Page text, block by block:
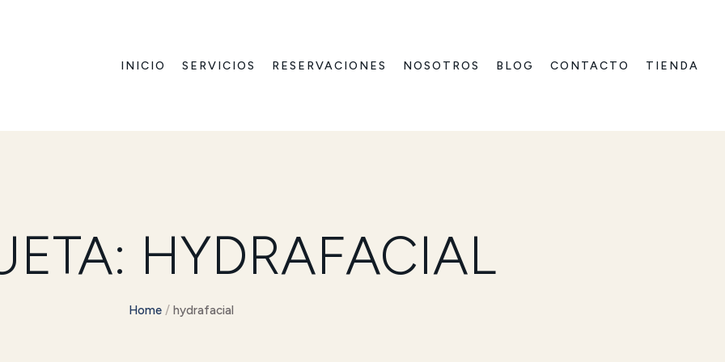
INICIO SERVICIOS RESERVACIONES NOSOTROS BLOG CONTACTO TIENDA
HYDRAFACIAL
Home / hydrafacial